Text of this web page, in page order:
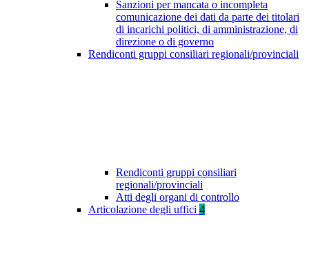
Sanzioni per mancata o incompleta
comunicazione dei dati da parte dei titolari
di incarichi politici, di amministrazione, di
direzione o di governo
Rendiconti gruppi consiliari regionali/provinciali
Rendiconti gruppi consiliari
regionali/provinciali
Atti degli organi di controllo
Articolazione degli uffici 4